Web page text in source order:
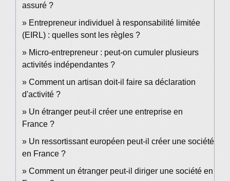
assuré ?
Entrepreneur individuel à responsabilité limitée
(EIRL) : quelles sont les règles ?
Micro-entrepreneur : peut-on cumuler plusieurs
activités indépendantes ?
Comment un artisan doit-il faire sa déclaration
d'activité ?
Un étranger peut-il créer une entreprise en
France ?
Un ressortissant européen peut-il créer une société
en France ?
Comment un étranger peut-il diriger une société en